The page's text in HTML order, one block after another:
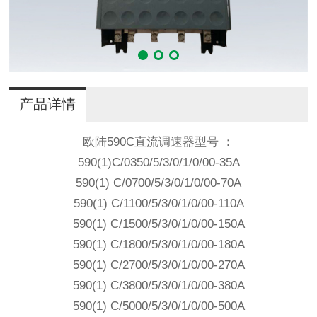
产品详情
欧陆590C直流调速器型号 ：
590(1)C/0350/5/3/0/1/0/00-35A
590(1) C/0700/5/3/0/1/0/00-70A
590(1) C/1100/5/3/0/1/0/00-110A
590(1) C/1500/5/3/0/1/0/00-150A
590(1) C/1800/5/3/0/1/0/00-180A
590(1) C/2700/5/3/0/1/0/00-270A
590(1) C/3800/5/3/0/1/0/00-380A
590(1) C/5000/5/3/0/1/0/00-500A